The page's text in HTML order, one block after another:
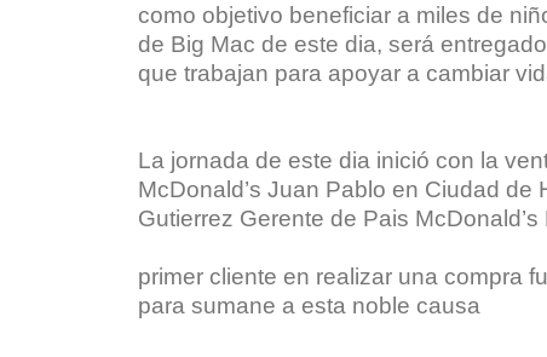
como objetivo beneficiar a miles de
de Big Mac de este dia, será
que trabajan para apoyar a cambiar
La jornada de este dia inició con la
McDonald’s Juan Pablo en Ciudad
Gutierrez Gerente de Pais
primer cliente en realizar una compra
para sumane a esta noble causa